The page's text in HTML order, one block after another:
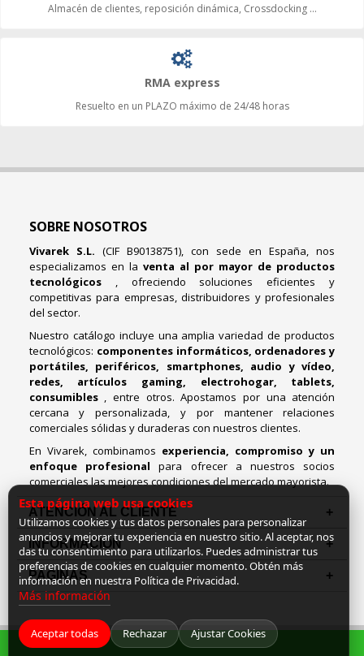
Almacén de clientes, reposición dinámica, Crossdocking ...
RMA express
Resuelto en un PLAZO máximo de 24/48 horas
SOBRE NOSOTROS
Vivarek S.L. (CIF B90138751), con sede en España, nos
especializamos en la venta al por mayor de productos
tecnológicos , ofreciendo soluciones eficientes y
competitivas para empresas, distribuidores y profesionales
del sector.
Nuestro catálogo incluye una amplia variedad de productos
tecnológicos: componentes informáticos, ordenadores y
portátiles, periféricos, smartphones, audio y vídeo,
redes, artículos gaming, electrohogar, tablets,
consumibles , entre otros. Apostamos por una atención
cercana y personalizada, y por mantener relaciones
comerciales sólidas y duraderas con nuestros clientes.
En Vivarek, combinamos experiencia, compromiso y un
enfoque profesionalpara ofrecer a nuestros socios
comerciales las mejores condiciones del mercado mayorista.
ATENCIÓN AL CLIENTE
INFORMACION
PAGINAS
Esta página web usa cookies
Utilizamos cookies y tus datos personales para personalizar
anuncios y mejorar tu experiencia en nuestro sitio. Al aceptar, nos
das tu consentimiento para utilizarlos. Puedes administrar tus
preferencias de cookies en cualquier momento. Obtén más
información en nuestra Política de Privacidad.
Más información
Aceptar todas Rechazar Ajustar Cookies